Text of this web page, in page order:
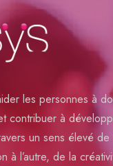
les personnes à
contribuer à
un sens élevé de
à l’autre, de la